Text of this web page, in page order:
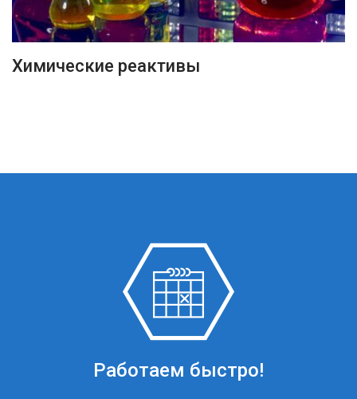
ПОДРОБНЕЕ
Химические реактивы
Работаем быстро!